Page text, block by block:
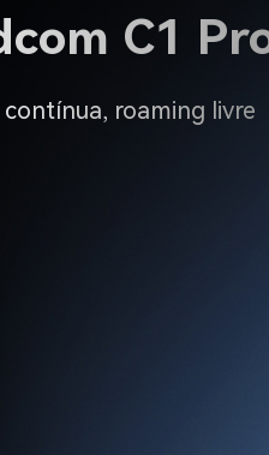
C1
contínua, roaming livre